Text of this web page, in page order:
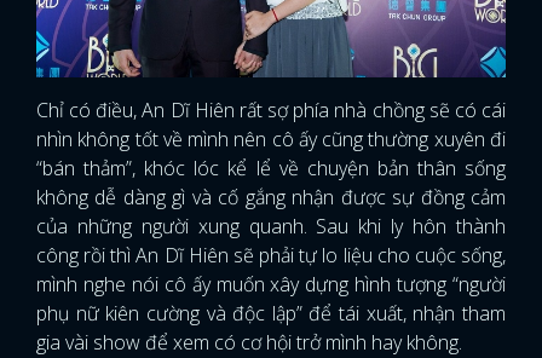
Chỉ có điều, An Dĩ Hiên rất sợ phía nhà chồng sẽ có cái
nhìn không tốt về mình nên cô ấy cũng thường xuyên đi
“bán thảm”, khóc lóc kể lể về chuyện bản thân sống
không dễ dàng gì và cố gắng nhận được sự đồng cảm
của những người xung quanh. Sau khi ly hôn thành
công rồi thì An Dĩ Hiên sẽ phải tự lo liệu cho cuộc sống,
mình nghe nói cô ấy muốn xây dựng hình tượng “người
phụ nữ kiên cường và độc lập” để tái xuất, nhận tham
gia vài show để xem có cơ hội trở mình hay không.